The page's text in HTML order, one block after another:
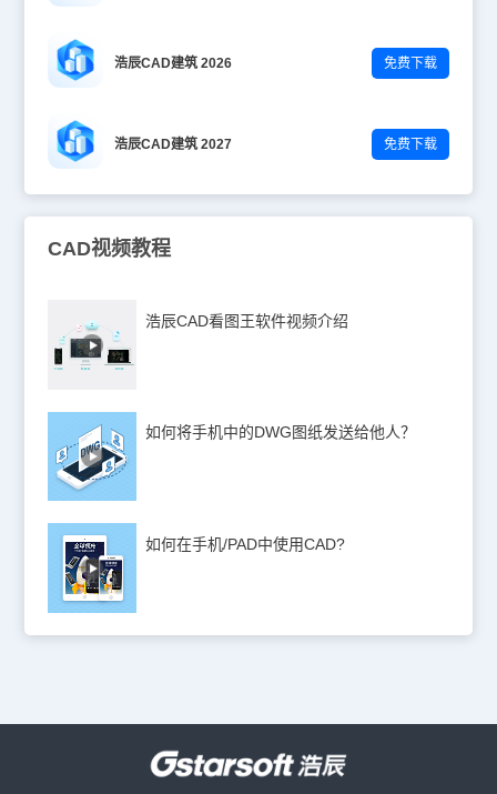
浩辰CAD建筑 2026 免费下载
浩辰CAD建筑 2027 免费下载
CAD视频教程
浩辰CAD看图王软件视频介绍
如何将手机中的DWG图纸发送给他人？
如何在手机/PAD中使用CAD?